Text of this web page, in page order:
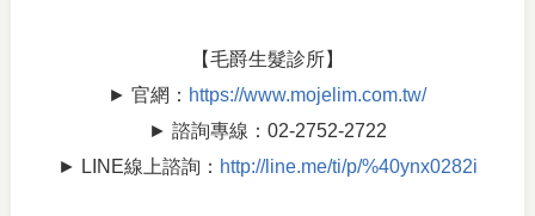
【毛爵生髮診所】
► 官網： https://www.mojelim.com.tw/
► 諮詢專線：02-2752-2722
► LINE線上諮詢： http://line.me/ti/p/%40ynx0282i